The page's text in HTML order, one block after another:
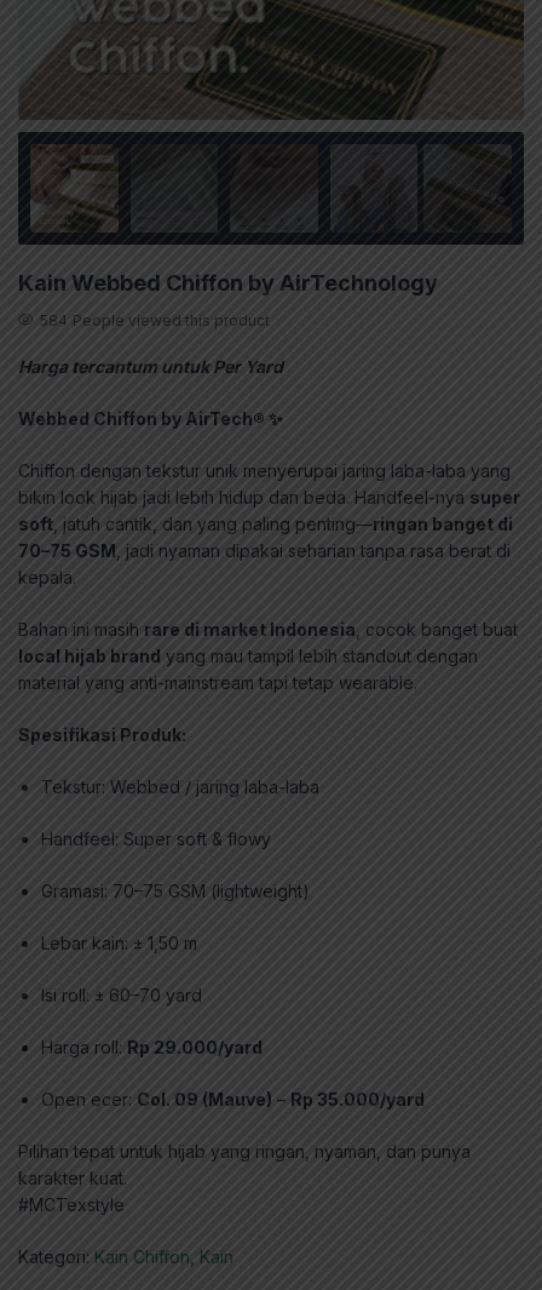
Kain Webbed Chiffon by AirTechnology
584 People viewed this product
Harga tercantum untuk Per Yard
Webbed Chiffon by AirTech®️ ✨
Chiffon dengan tekstur unik menyerupai jaring laba-laba yang
bikin look hijab jadi lebih hidup dan beda. Handfeel-nya super
soft , jatuh cantik, dan yang paling penting—ringan banget di
70–75 GSM , jadi nyaman dipakai seharian tanpa rasa berat di
kepala.
Bahan ini masih rare di market Indonesia , cocok banget buat
local hijab brand yang mau tampil lebih standout dengan
material yang anti-mainstream tapi tetap wearable.
Spesifikasi Produk:
Tekstur: Webbed / jaring laba-laba
Handfeel: Super soft & flowy
Gramasi: 70–75 GSM (lightweight)
Lebar kain: ± 1,50 m
Isi roll: ± 60–70 yard
Harga roll: Rp 29.000/yard
Open ecer: Col. 09 (Mauve) – Rp 35.000/yard
Pilihan tepat untuk hijab yang ringan, nyaman, dan punya
karakter kuat.
#MCTexstyle
Kategori: Kain Chiffon Kain